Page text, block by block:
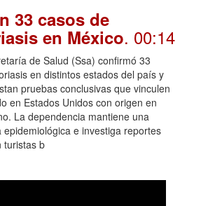
33 casos de
en México. 00:14
de Salud (Ssa) confirmó 33
en distintos estados del país y
pruebas conclusivas que vinculen
en Estados Unidos con origen en
La dependencia mantiene una
epidemiológica e investiga reportes
turistas b